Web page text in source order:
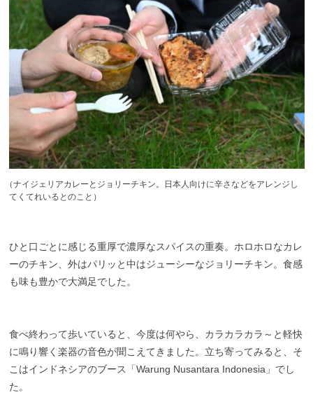
（ナイジェリアカレーとジョリーチキン。日本人向けに辛さなどをアレンジし
てくてれいるとのこと）
ひと口ごとに感じる重厚で濃厚なスパイスの重奏。ホロホロなカレ
ーのチキン、外はパリッと中はジューシーなジョリーチキン。 食感
も味も豊かで大満足でした。
食べ終わって歩いていると、今度は何やら、カラカラカラ～と軽快
に鳴り響く楽器の音色が聞こえてきました。 立ち寄ってみると、そ
こはインドネシアのブース「Warung Nusantara Indonesia」でし
た。